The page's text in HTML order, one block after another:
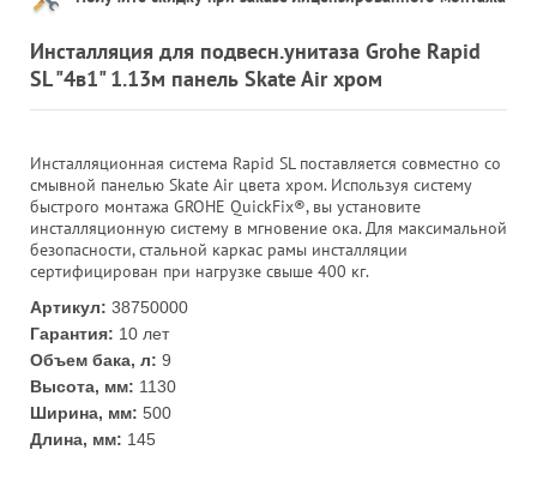
Инсталляция для подвесн.унитаза Grohe Rapid
SL "4в1" 1.13м панель Skate Air хром
Инсталляционная система Rapid SL поставляется совместно со
смывной панелью Skate Air цвета хром. Используя систему
быстрого монтажа GROHE QuickFix®, вы установите
инсталляционную систему в мгновение ока. Для максимальной
безопасности, стальной каркас рамы инсталляции
сертифицирован при нагрузке свыше 400 кг.
Артикул: 38750000
Гарантия: 10 лет
Объем бака, л: 9
Высота, мм: 1130
Ширина, мм: 500
Длина, мм: 145